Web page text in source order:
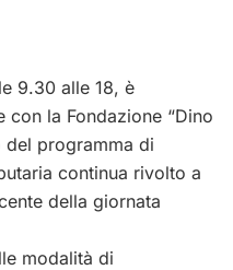
9.30 alle 18, è
la Fondazione “Dino
del programma di
continua rivolto a
della giornata
modalità di